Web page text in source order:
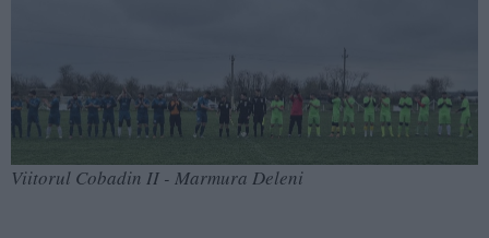
Viitorul Cobadin II - Marmura Deleni